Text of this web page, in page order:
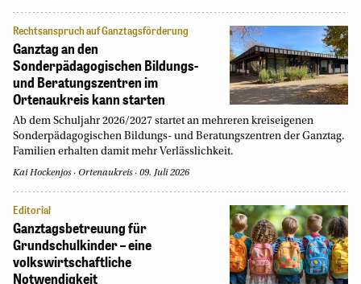
Rechtsanspruch auf Ganztagsförderung
Ganztag an den
Sonderpädagogischen Bildungs-
und Beratungszentren im
Ortenaukreis kann starten
Ab dem Schuljahr 2026/2027 startet an mehreren kreiseigenen
Sonderpädagogischen Bildungs- und Beratungszentren der Ganztag.
Familien erhalten damit mehr Verlässlichkeit.
Kai Hockenjos Ortenaukreis 09. Juli 2026
Editorial
Ganztagsbetreuung für
Grundschulkinder – eine
volkswirtschaftliche
Notwendigkeit